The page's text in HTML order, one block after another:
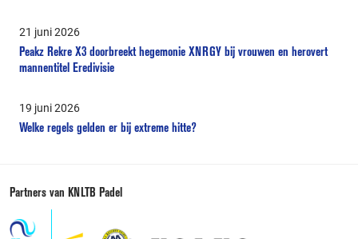
21 juni 2026
Peakz Rekre X3 doorbreekt hegemonie XNRGY bij vrouwen en herovert
mannentitel Eredivisie
19 juni 2026
Welke regels gelden er bij extreme hitte?
Partners van KNLTB Padel